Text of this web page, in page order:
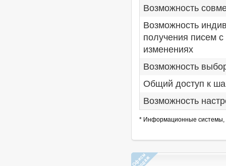
Возможность
Возможность
получения писем
изменениях
Возможность
Общий доступ к
Возможность
* Информационные системы,